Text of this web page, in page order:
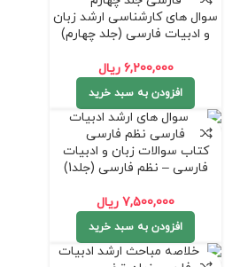
سوال های کارشناسی ارشد زبان
و ادبیات فارسی (جلد چهارم)
6,200,000 ریال
افزودن به سبد خرید
کتاب سوالات زبان و ادبیات
فارسی – نظم فارسی (جلد1)
7,500,000 ریال
افزودن به سبد خرید